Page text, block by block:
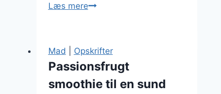
Læs merePassionsfrugt
opskrifter
festlige
lejligheder
Mad Opskrifter
Passionsfrugt
smoothie til en sund